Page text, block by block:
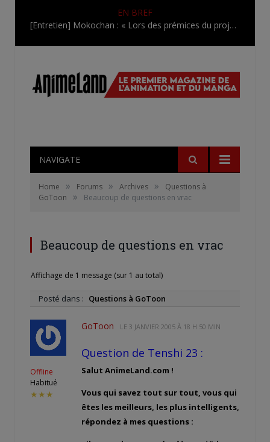
EN BREF
[Entretien] Mokochan : « Lors des prémices du projet, il était déjà demandé de suivre au mieux le manga originel.»
NAVIGATE
Home » Forums » Archives »
Questions à
GoToon
» Beaucoup de questions en vrac
Beaucoup de questions en vrac
Affichage de 1 message (sur 1 au total)
Posté dans : Questions à GoToon
Offline
Habitué
★★★
GoToon LE 3 JANVIER 2005 À 18 H 50 MIN
Question de Tenshi 23 :
Salut AnimeLand.com !
Vous qui savez tout sur tout, vous qui
êtes les meilleurs, les plus intelligents,
répondez à mes questions :